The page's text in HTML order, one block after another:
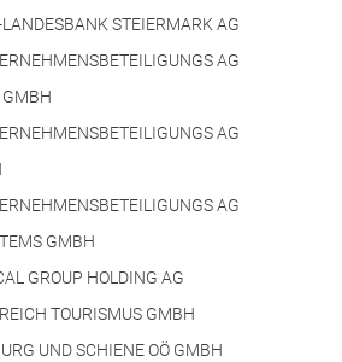
STEIERMARK AG
AG
AG
AG
GMBH
GROUP HOLDING AG
TOURISMUS GMBH
UND SCHIENE OÖ GMBH